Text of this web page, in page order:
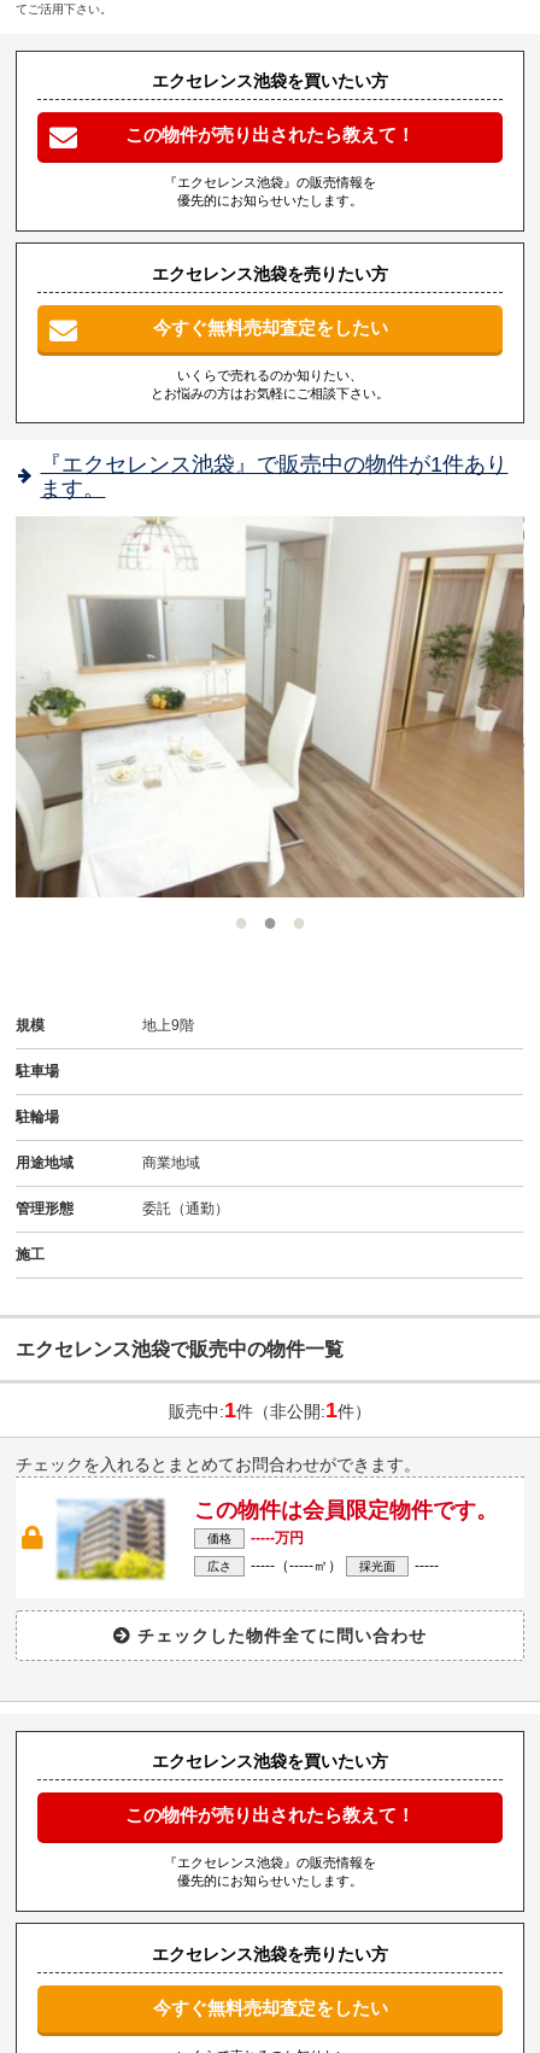
てご活用下さい。
エクセレンス池袋を買いたい方
この物件が売り出されたら教えて！
『エクセレンス池袋』の販売情報を
優先的にお知らせいたします。
エクセレンス池袋を売りたい方
今すぐ無料売却査定をしたい
いくらで売れるのか知りたい、
とお悩みの方はお気軽にご相談下さい。
『エクセレンス池袋』で販売中の物件が1件あり
ます。
規模 地上9階
駐車場
駐輪場
用途地域 商業地域
管理形態 委託（通勤）
施工
エクセレンス池袋で販売中の物件一覧
販売中:1件（非公開:1件）
チェックを入れるとまとめてお問合わせができます。
この物件は会員限定物件です。
価格 -----万円
広さ -----（-----㎡） 採光面 -----
エクセレンス池袋を買いたい方
この物件が売り出されたら教えて！
『エクセレンス池袋』の販売情報を
優先的にお知らせいたします。
エクセレンス池袋を売りたい方
今すぐ無料売却査定をしたい